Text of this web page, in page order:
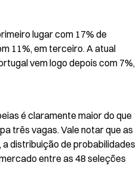
lugar com 17% de
11%, em terceiro. A atual
vem logo depois com 7%,
é claramente maior do que
três vagas. Vale notar que as
distribuição de probabilidades
entre as 48 seleções